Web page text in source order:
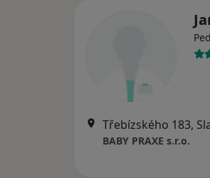
Třebízského 183,
BABY PRAXE s.r.o.